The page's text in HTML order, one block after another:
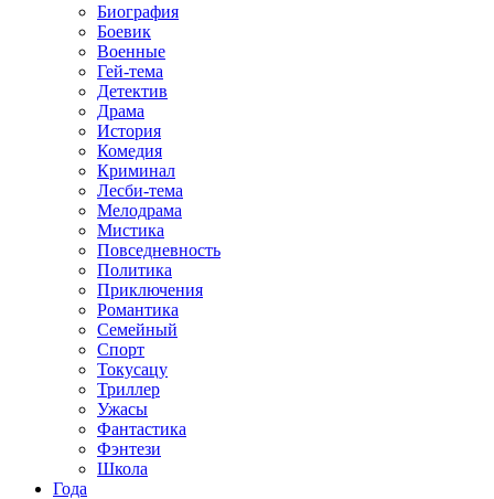
Биография
Боевик
Военные
Гей-тема
Детектив
Драма
История
Комедия
Криминал
Лесби-тема
Мелодрама
Мистика
Повседневность
Политика
Приключения
Романтика
Семейный
Спорт
Токусацу
Триллер
Ужасы
Фантастика
Фэнтези
Школа
Года